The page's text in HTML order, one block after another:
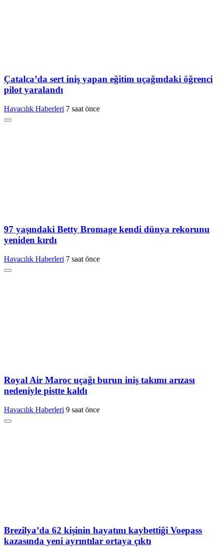
Çatalca’da sert iniş yapan eğitim uçağındaki öğrenci
pilot yaralandı
Havacılık Haberleri 7 saat önce
97 yaşındaki Betty Bromage kendi dünya rekorunu
yeniden kırdı
Havacılık Haberleri 7 saat önce
Royal Air Maroc uçağı burun iniş takımı arızası
nedeniyle pistte kaldı
Havacılık Haberleri 9 saat önce
Brezilya’da 62 kişinin hayatını kaybettiği Voepass
kazasında yeni ayrıntılar ortaya çıktı